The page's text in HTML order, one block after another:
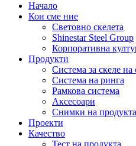
Начало
Кои сме ние
Световно скелета
Shinestar Steel Group
Корпоративна
Продукти
Система за скеле на
Система на ринга
Рамкова система
Аксесоари
Снимки на продукта
Проекти
Качество
Тест на продукта